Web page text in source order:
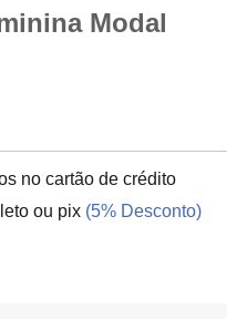
Modal
no cartão de crédito
ou pix (5% Desconto)